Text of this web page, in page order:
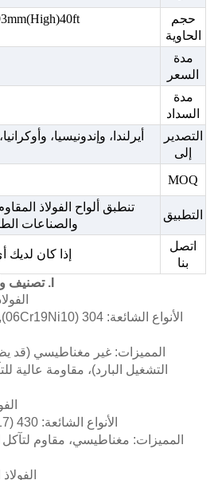
حجم
الحاوية
مدة
السعر
مدة
السداد
التصدير
إلى
أيرلندا، وإندونيسيا،
MOQ
التطبيق
تنطبق ألواح الفولاذ
والصناعات
اتصل
بنا
إذا كان
المميزات: غير مغناطيسي (قد
التشغيل البارد)، مقاومة عالية
الأنواع الشائعة: 430 (10Cr17), 409 (022Cr11Ti)
المميزات: مغناطيسي، مقاوم لتآكل